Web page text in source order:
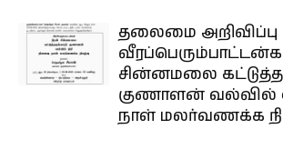
தலைமை அறிவிப்பு
சின்னமலை
குணாளன் வல்வில்
நாள் மலர்வணக்க